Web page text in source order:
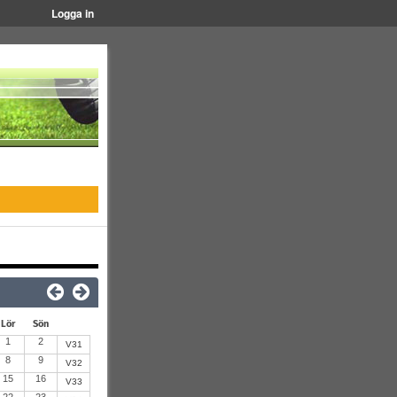
Logga in
Lör Sön
1 2 V31
8 9 V32
15 16 V33